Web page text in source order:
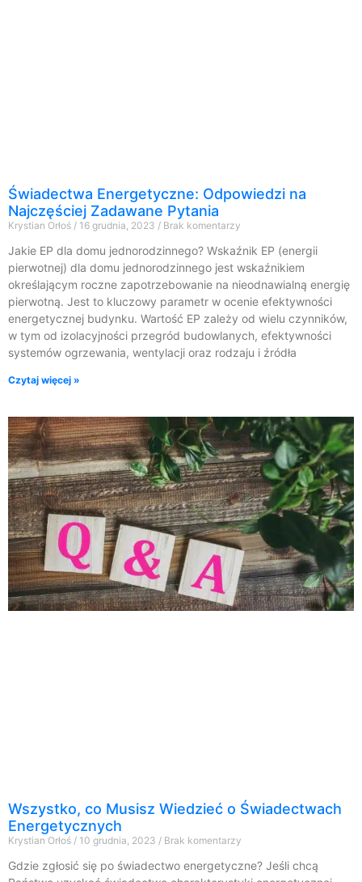
Świadectwa Energetyczne: Odpowiedzi na
Najczęściej Zadawane Pytania
Krystian Orłoś 16 grudnia, 2023 Brak komentarzy
Jakie EP dla domu jednorodzinnego? Wskaźnik EP (energii
pierwotnej) dla domu jednorodzinnego jest wskaźnikiem
określającym roczne zapotrzebowanie na nieodnawialną energię
pierwotną. Jest to kluczowy parametr w ocenie efektywności
energetycznej budynku. Wartość EP zależy od wielu czynników,
w tym od izolacyjności przegród budowlanych, efektywności
systemów ogrzewania, wentylacji oraz rodzaju i źródła
Czytaj więcej »
Wszystko, co Musisz Wiedzieć o Świadectwach
Energetycznych
Krystian Orłoś 10 grudnia, 2023 Brak komentarzy
Gdzie zgłosić się po świadectwo energetyczne? Jeśli chcą